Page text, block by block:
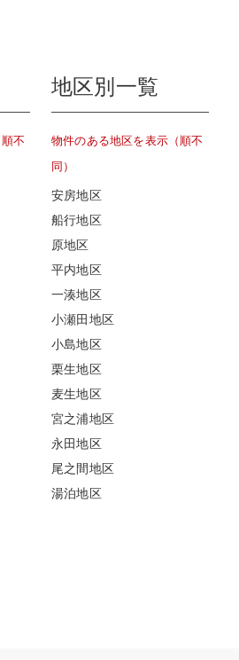
不
地区別一覧
物件のある地区を表示（順不
同）
安房地区
船行地区
原地区
平内地区
一湊地区
小瀬田地区
小島地区
栗生地区
麦生地区
宮之浦地区
永田地区
尾之間地区
湯泊地区